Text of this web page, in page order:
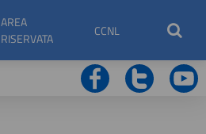
AREA
RISERVATA
CCNL